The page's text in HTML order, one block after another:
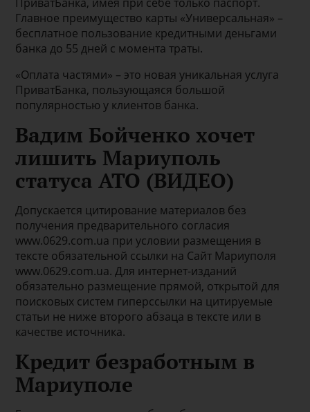
Главное преимущество карты «Универсальная» –
бесплатное пользование кредитными деньгами
банка до 55 дней с момента траты.
«Оплата частями» – это новая уникальная услуга
ПриватБанка, пользующаяся большой
популярностью у клиентов банка.
Вадим Бойченко хочет
лишить Мариуполь
статуса АТО (ВИДЕО)
Допускается цитирование материалов без
получения предварительного согласия
www.0629.com.ua при условии размещения в
тексте обязательной ссылки на Сайт Мариуполя
www.0629.com.ua. Для интернет-изданий
обязательно размещение прямой, открытой для
поисковых систем гиперссылки на цитируемые
статьи не ниже второго абзаца в тексте или в
качестве источника.
Кредит безработным в
Мариуполе